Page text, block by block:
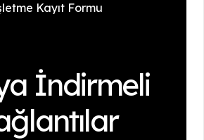
Kayıt Formu
İndirmeli